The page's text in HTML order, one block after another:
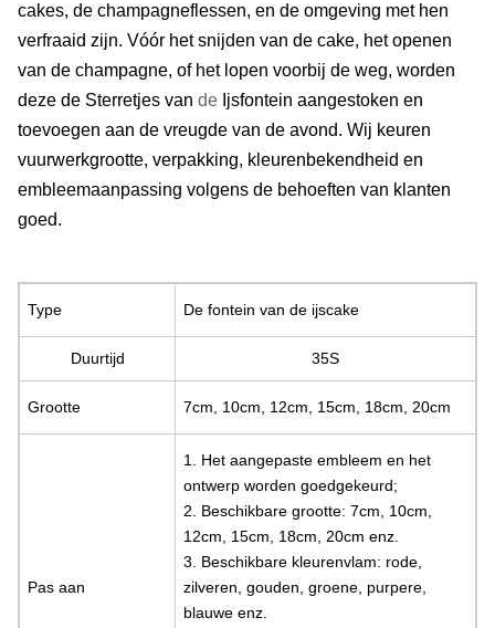
cakes, de champagneflessen, en de omgeving met hen
verfraaid zijn. Vóór het snijden van de cake, het openen
van de champagne, of het lopen voorbij de weg, worden
deze de Sterretjes van de Ijsfontein aangestoken en
toevoegen aan de vreugde van de avond. Wij keuren
vuurwerkgrootte, verpakking, kleurenbekendheid en
embleemaanpassing volgens de behoeften van klanten
goed.
Type De fontein van de ijscake
Duurtijd 35S
Grootte 7cm, 10cm, 12cm, 15cm, 18cm, 20cm
Pas aan
1. Het aangepaste embleem en het
ontwerp worden goedgekeurd;
2. Beschikbare grootte: 7cm, 10cm,
12cm, 15cm, 18cm, 20cm enz.
3. Beschikbare kleurenvlam: rode,
zilveren, gouden, groene, purpere,
blauwe enz.